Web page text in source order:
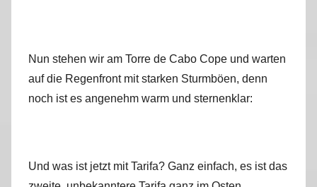
Nun stehen wir am Torre de Cabo Cope und warten
auf die Regenfront mit starken Sturmböen, denn
noch ist es angenehm warm und sternenklar:
Und was ist jetzt mit Tarifa? Ganz einfach, es ist das